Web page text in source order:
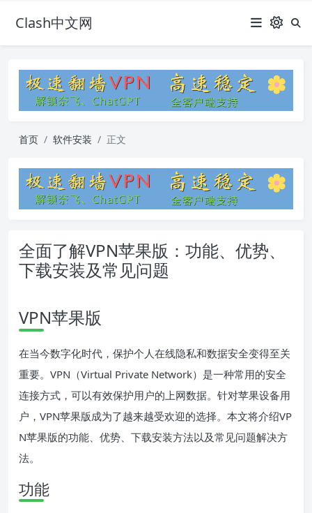
Clash中文网
首页 软件安装 正文
全面了解VPN苹果版：功能、优势、
下载安装及常见问题
VPN苹果版
在当今数字化时代，保护个人在线隐私和数据安全变得至关
重要。VPN（Virtual Private Network）是一种常用的安全
连接方式，可以有效保护用户的上网数据。针对苹果设备用
户，VPN苹果版成为了越来越受欢迎的选择。本文将介绍VP
N苹果版的功能、优势、下载安装方法以及常见问题解决方
法。
功能